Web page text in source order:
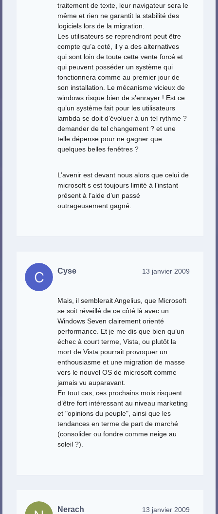
traitement de texte, leur navigateur sera le
même et rien ne garantit la stabilité des
logiciels lors de la migration.
Les utilisateurs se reprendront peut être
compte qu’a coté, il y a des alternatives
qui sont loin de toute cette vente forcé et
qui peuvent posséder un système qui
fonctionnera comme au premier jour de
son installation. Le mécanisme vicieux de
windows risque bien de s’enrayer ! Est ce
qu’un système fait pour les utilisateurs
lambda se doit d’évoluer à un tel rythme ?
demander de tel changement ? et une
telle dépense pour ne gagner que
quelques belles fenêtres ?
L’avenir est devant nous alors que celui de
microsoft s est toujours limité à l’instant
présent à l’aide d’un passé
outrageusement gagné.
Cyse 13 janvier 2009
Mais, il semblerait Angelius, que Microsoft
se soit réveillé de ce côté là avec un
Windows Seven clairement orienté
performance. Et je me dis que bien qu’un
échec à court terme, Vista, ou plutôt la
mort de Vista pourrait provoquer un
enthousiasme et une migration de masse
vers le nouvel OS de microsoft comme
jamais vu auparavant.
En tout cas, ces prochains mois risquent
d’être fort intéressant au niveau marketing
et "opinions du peuple", ainsi que les
tendances en terme de part de marché
(consolider ou fondre comme neige au
soleil ?).
Nerach 13 janvier 2009